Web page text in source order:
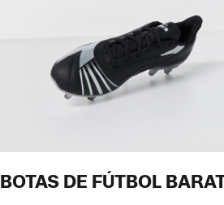
BOTAS DE FÚTBOL